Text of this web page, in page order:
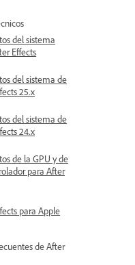
del sistema
Effects
del sistema de
25.x
del sistema de
24.x
de la GPU y de
para After
para Apple
de After